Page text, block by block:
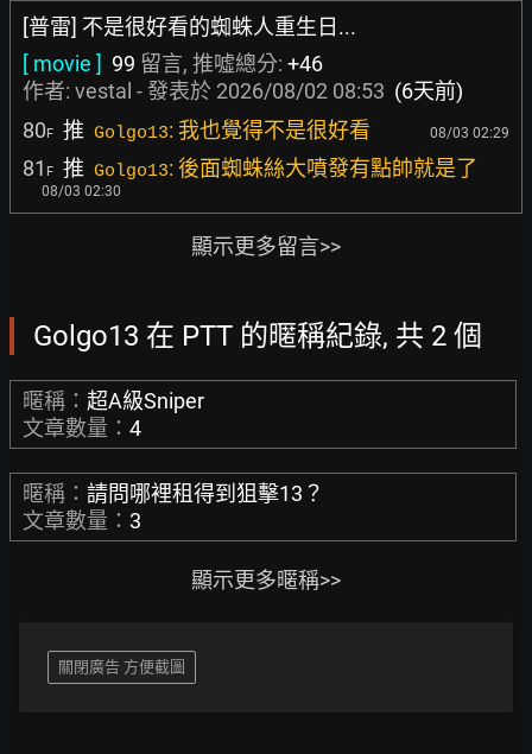
[普雷] 不是很好看的蜘蛛人重生日...
[ movie ] 99 留言, 推噓總分: +46
作者: vestal - 發表於 2026/08/02 08:53 (6天前)
80F 推 Golgo13: 我也覺得不是很好看 08/03 02:29
81 F 推 Golgo13: 後面蜘蛛絲大噴發有點帥就是了
08/03 02:30
顯示更多留言>>
Golgo13 在 PTT 的暱稱紀錄, 共 2 個
暱稱： 超A級Sniper
文章數量： 4
暱稱： 請問哪裡租得到狙擊13？
文章數量： 3
顯示更多暱稱>>
關閉廣告 方便截圖